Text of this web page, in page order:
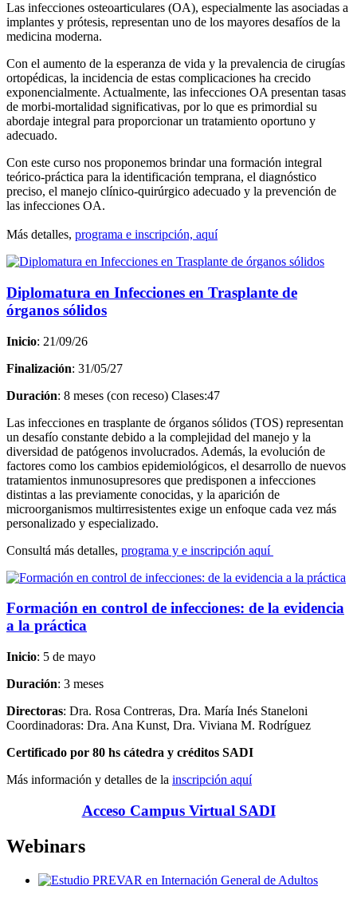
Las infecciones osteoarticulares (OA), especialmente las asociadas a
implantes y prótesis, representan uno de los mayores desafíos de la
medicina moderna.
Con el aumento de la esperanza de vida y la prevalencia de cirugías
ortopédicas, la incidencia de estas complicaciones ha crecido
exponencialmente. Actualmente, las infecciones OA presentan tasas
de morbi-mortalidad significativas, por lo que es primordial su
abordaje integral para proporcionar un tratamiento oportuno y
adecuado.
Con este curso nos proponemos brindar una formación integral
teórico-práctica para la identificación temprana, el diagnóstico
preciso, el manejo clínico-quirúrgico adecuado y la prevención de
las infecciones OA.
Más detalles, programa e inscripción, aquí
Diplomatura en Infecciones en Trasplante de
órganos sólidos
Inicio: 21/09/26
Finalización: 31/05/27
Duración: 8 meses (con receso) Clases:47
Las infecciones en trasplante de órganos sólidos (TOS) representan
un desafío constante debido a la complejidad del manejo y la
diversidad de patógenos involucrados. Además, la evolución de
factores como los cambios epidemiológicos, el desarrollo de nuevos
tratamientos inmunosupresores que predisponen a infecciones
distintas a las previamente conocidas, y la aparición de
microorganismos multirresistentes exige un enfoque cada vez más
personalizado y especializado.
Consultá más detalles, programa y e inscripción aquí
Formación en control de infecciones: de la evidencia
a la práctica
Inicio: 5 de mayo
Duración: 3 meses
Directoras: Dra. Rosa Contreras, Dra. María Inés Staneloni
Coordinadoras: Dra. Ana Kunst, Dra. Viviana M. Rodríguez
Certificado por 80 hs cátedra y créditos SADI
Más información y detalles de la inscripción aquí
Acceso Campus Virtual SADI
Webinars